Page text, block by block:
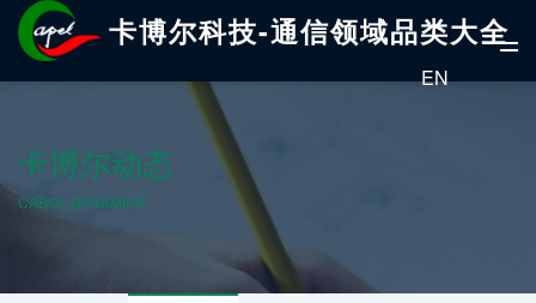
卡博尔科技-通信领域品类大全
EN
卡博尔动态
CABOL DYNAMICS